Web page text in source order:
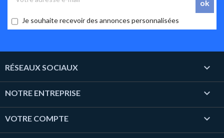
Je souhaite recevoir des annonces personnalisées
RÉSEAUX SOCIAUX 
NOTRE ENTREPRISE 
VOTRE COMPTE 